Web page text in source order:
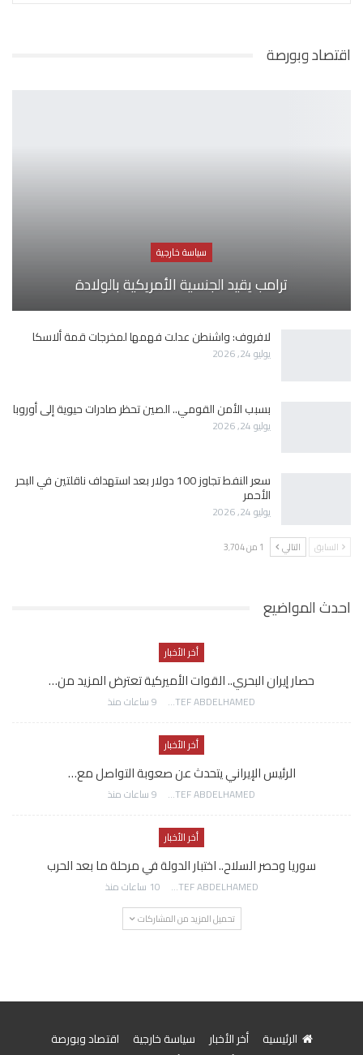
اقتصاد وبورصة
سياسة خارجية
ترامب يقيد الجنسية الأمريكية بالولادة
لافروف: واشنطن عدلت فهمها لمخرجات قمة ألاسكا
يوليو 24, 2026
بسبب الأمن القومي.. الصين تحظر صادرات حيوية إلى أوروبا
يوليو 24, 2026
سعر النفط تجاوز 100 دولار بعد استهداف ناقلتين في البحر
الأحمر
يوليو 24, 2026
السابق التالي 1 من 3٬704
احدث المواضيع
أخر الأخبار
حصار إيران البحري.. القوات الأميركية تعترض المزيد من…
AWATEF ABDELHAMED 9 ساعات منذ
أخر الأخبار
الرئيس الإيراني يتحدث عن صعوبة التواصل مع…
AWATEF ABDELHAMED 9 ساعات منذ
أخر الأخبار
سوريا وحصر السلاح.. اختبار الدولة في مرحلة ما بعد الحرب
AWATEF ABDELHAMED 10 ساعات منذ
تحميل المزيد من المشاركات
الرئيسية أخر الأخبار سياسة خارجية
اقتصاد وبورصة